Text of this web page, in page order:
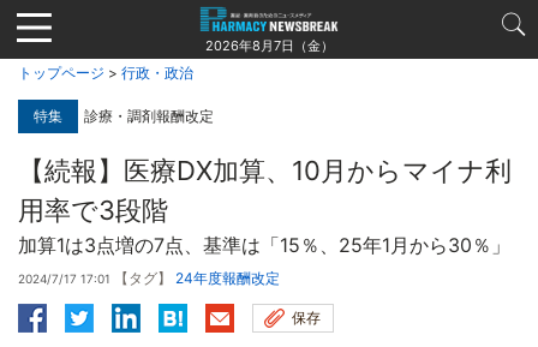
Jump
to
navigation
2026年8月7日（金）
トップページ > 行政・政治
特集 診療・調剤報酬改定
【続報】医療DX加算、10月からマイナ利
用率で3段階
加算1は3点増の7点、基準は「15％、25年1月から30％」
2024/7/17 17:01 【タグ】 24年度報酬改定
保存